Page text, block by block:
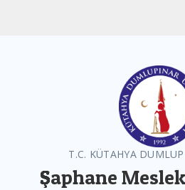
T.C. KÜTAHYA
Şaphane